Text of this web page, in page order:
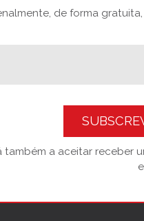
de forma
a aceitar receber